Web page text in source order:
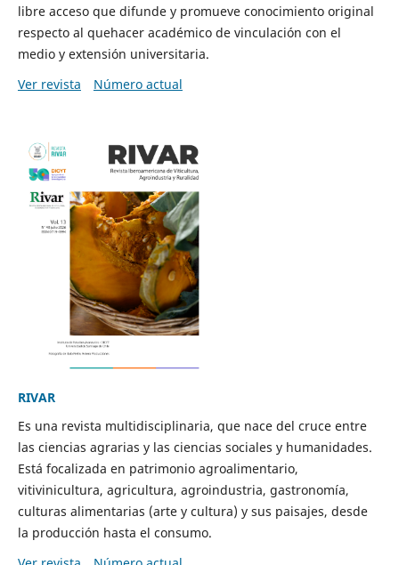
libre acceso que difunde y promueve conocimiento original
respecto al quehacer académico de vinculación con el
medio y extensión universitaria.
Ver revista
Número actual
RIVAR
Es una revista multidisciplinaria, que nace del cruce entre
las ciencias agrarias y las ciencias sociales y humanidades.
Está focalizada en patrimonio agroalimentario,
vitivinicultura, agricultura, agroindustria, gastronomía,
culturas alimentarias (arte y cultura) y sus paisajes, desde
la producción hasta el consumo.